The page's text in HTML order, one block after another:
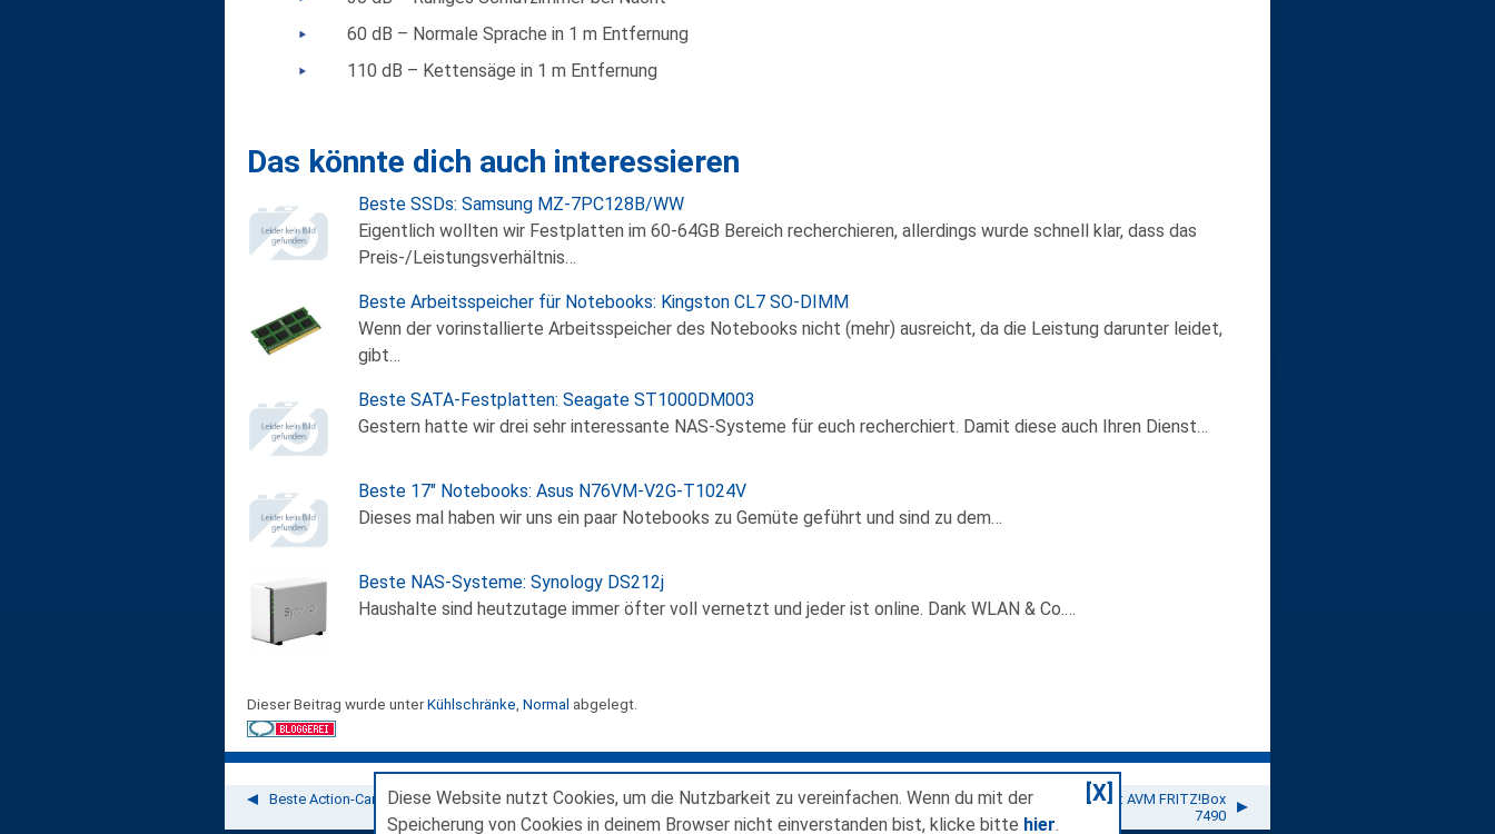
Diese Website nutzt Cookies, um die Nutzbarkeit zu vereinfachen. Wenn du mit der
Speicherung von Cookies in deinem Browser nicht einverstanden bist, klicke bitte hier.
[X]
60 dB – Normale Sprache in 1 m Entfernung
110 dB – Kettensäge in 1 m Entfernung
Das könnte dich auch interessieren
Beste SSDs: Samsung MZ-7PC128B/WW
Eigentlich wollten wir Festplatten im 60-64GB Bereich recherchieren, allerdings wurde schnell klar, dass das
Preis-/Leistungsverhältnis…
Beste Arbeitsspeicher für Notebooks: Kingston CL7 SO-DIMM
Wenn der vorinstallierte Arbeitsspeicher des Notebooks nicht (mehr) ausreicht, da die Leistung darunter leidet,
gibt…
Beste SATA-Festplatten: Seagate ST1000DM003
Gestern hatte wir drei sehr interessante NAS-Systeme für euch recherchiert. Damit diese auch Ihren Dienst…
Beste 17" Notebooks: Asus N76VM-V2G-T1024V
Dieses mal haben wir uns ein paar Notebooks zu Gemüte geführt und sind zu dem…
Beste NAS-Systeme: Synology DS212j
Haushalte sind heutzutage immer öfter voll vernetzt und jeder ist online. Dank WLAN & Co.…
Dieser Beitrag wurde unterKühlschränke Normal abgelegt.
Beste Action-Cam: Drift Ghost-S
Beste WLAN-Router: AVM FRITZ!Box
7490